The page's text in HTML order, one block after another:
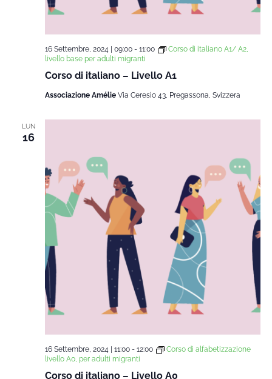
Corso di italiano – Livello A1
16 Settembre, 2024 | 09:00- 11:00
Corso di italiano A1/ A2,
livello base per adulti migranti
Associazione Amélie Via Ceresio 43, Pregassona, Svizzera
LUN
16
Corso di italiano – Livello A0
16 Settembre, 2024 | 11:00- 12:00
Corso di alfabetizzazione
livello A0, per adulti migranti